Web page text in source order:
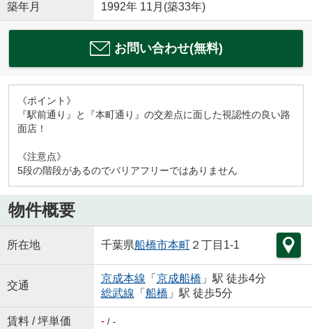
築年月 1992年 11月(築33年)
お問い合わせ(無料)
《ポイント》
『駅前通り』と『本町通り』の交差点に面した視認性の良い路
面店！
《注意点》
5段の階段があるのでバリアフリーではありません
物件概要
所在地 千葉県船橋市本町２丁目1-1
交通
京成本線 「 京成船橋 」駅 徒歩4分
総武線 「 船橋 」駅 徒歩5分
賃料 / 坪単価 -/ -